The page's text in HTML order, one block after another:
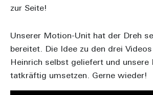
zur Seite!
Unserer Motion-Unit hat der Dreh
bereitet. Die Idee zu den drei
Heinrich selbst geliefert und
tatkräftig umsetzen. Gerne wieder!